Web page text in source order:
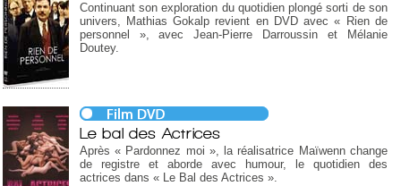
Continuant son exploration du quotidien plongé sorti de son
univers, Mathias Gokalp revient en DVD avec « Rien de
personnel », avec Jean-Pierre Darroussin et Mélanie
Doutey.
Le bal des Actrices
Après « Pardonnez moi », la réalisatrice Maïwenn change
de registre et aborde avec humour, le quotidien des
actrices dans « Le Bal des Actrices ».